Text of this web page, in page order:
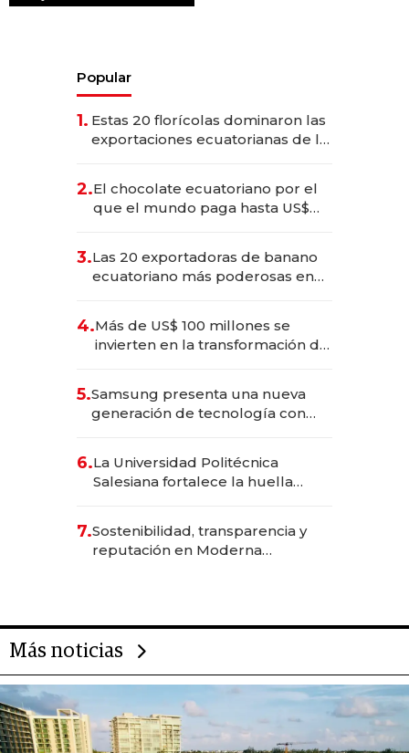
Popular
1. Estas 20 florícolas dominaron las
exportaciones ecuatorianas de la
2.El chocolate ecuatoriano por el
que el mundo paga hasta US$
3.Las 20 exportadoras de banano
ecuatoriano más poderosas en
4.Más de US$ 100 millones se
invierten en la transformación de
5.Samsung presenta una nueva
generación de tecnología con
6.La Universidad Politécnica
Salesiana fortalece la huella
7.Sostenibilidad, transparencia y
reputación en Moderna
Más noticias